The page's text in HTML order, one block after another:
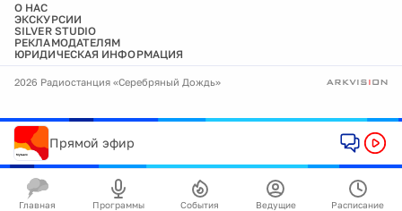
О НАС
ЭКСКУРСИИ
SILVER STUDIO
РЕКЛАМОДАТЕЛЯМ
ЮРИДИЧЕСКАЯ ИНФОРМАЦИЯ
2026 Радиостанция «Серебряный Дождь»
Прямой эфир
Главная Программы События Ведущие Расписание